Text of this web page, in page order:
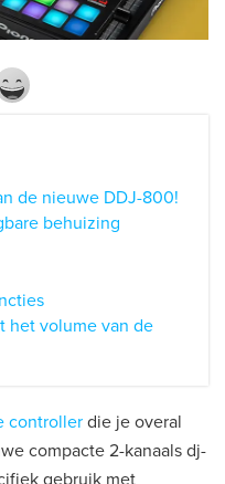
de nieuwe DDJ-800!
behuizing
functies
het volume van de
controller die je overal
compacte 2-kanaals dj-
gebruik met